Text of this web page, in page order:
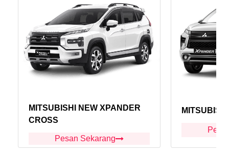
MITSUBISHI NEW XPANDER
CROSS
Pesan Sekarang